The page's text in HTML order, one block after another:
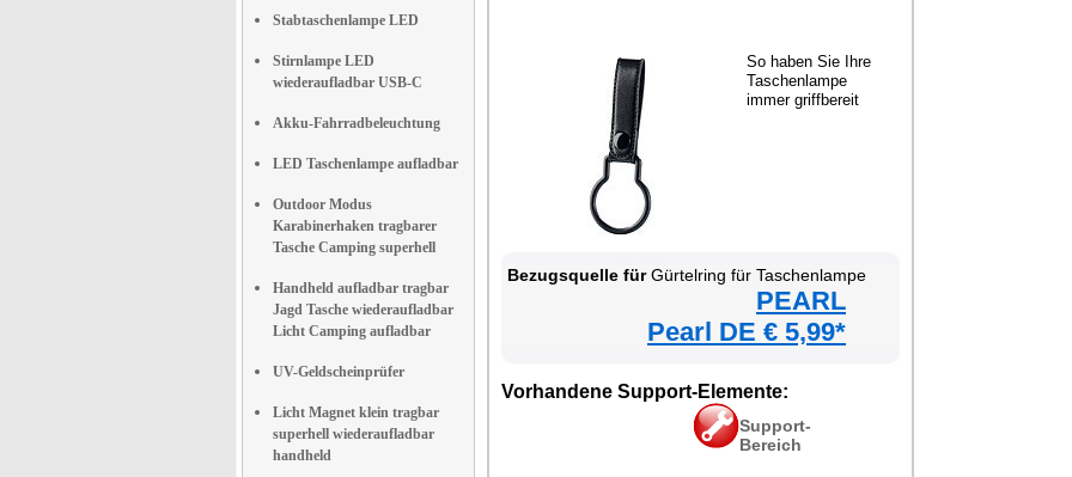
Stabtaschenlampe LED
Stirnlampe LED
wiederaufladbar USB-C
Akku-Fahrradbeleuchtung
LED Taschenlampe aufladbar
Outdoor Modus
Karabinerhaken tragbarer
Tasche Camping superhell
Handheld aufladbar tragbar
Jagd Tasche wiederaufladbar
Licht Camping aufladbar
UV-Geldscheinprüfer
Licht Magnet klein tragbar
superhell wiederaufladbar
handheld
So haben Sie Ihre
Taschenlampe
immer griffbereit
Bezugsquelle fürGürtelring für Taschenlampe
PEARL
Pearl DE € 5,99*
Vorhandene Support-Elemente:
Support-
Bereich